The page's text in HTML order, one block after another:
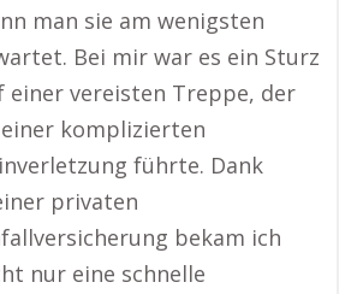
man sie am wenigsten
Bei mir war es ein Sturz
einer vereisten Treppe, der
komplizierten
führte. Dank
privaten
bekam ich
nur eine schnelle